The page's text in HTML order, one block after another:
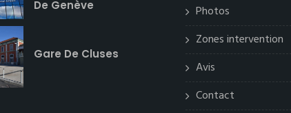
De Genève
Gare De Cluses
Photos
Zones intervention
Avis
Contact